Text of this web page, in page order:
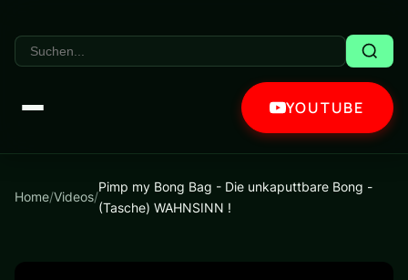
YOUTUBE
Home/Videos/
Pimp my Bong Bag - Die unkaputtbare Bong -
(Tasche) WAHNSINN !